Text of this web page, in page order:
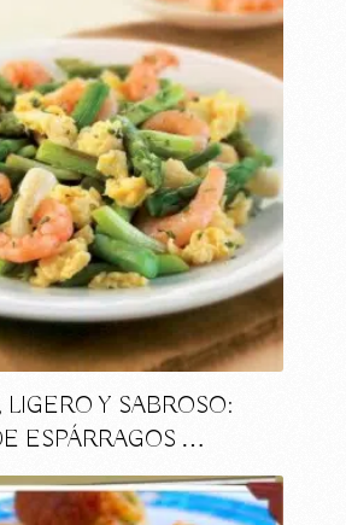
LIGERO Y SABROSO:
ESPÁRRAGOS …